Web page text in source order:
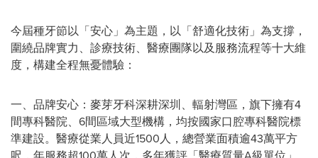
今屆種牙節以「安心」為主題，以「舒適化技術」為支撐，
圍繞品牌實力、診療技術、醫療團隊以及服務流程等十大維
度，構建全程無憂體驗：
一、品牌安心：麥芽牙科深耕深圳、輻射灣區，旗下擁有4
間專科醫院、6間區域大型機構，均按國家口腔專科醫院標
準建設。醫療從業人員近1500人，總營業面積逾43萬平方